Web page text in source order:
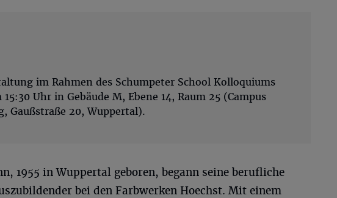
im Rahmen des Schumpeter School Kolloquiums
Uhr in Gebäude M, Ebene 14, Raum 25 (Campus
Gaußstraße 20, Wuppertal).
1955 in Wuppertal geboren, begann seine berufliche
bei den Farbwerken Hoechst. Mit einem